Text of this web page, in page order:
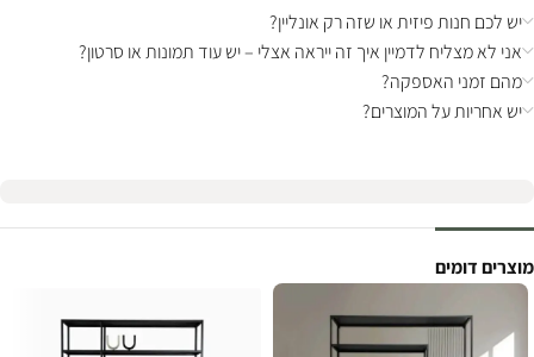
יש לכם חנות פיזית או שזה רק אונליין?
אני לא מצליח לדמיין איך זה ייראה אצלי – יש עוד תמונות או סרטון?
מהם זמני האספקה?
יש אחריות על המוצרים?
מוצרים דומים